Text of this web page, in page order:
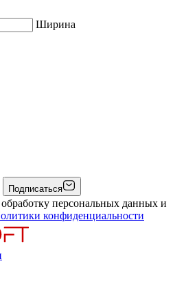
Ширина
Подписаться
персональных данных и
конфиденциальности